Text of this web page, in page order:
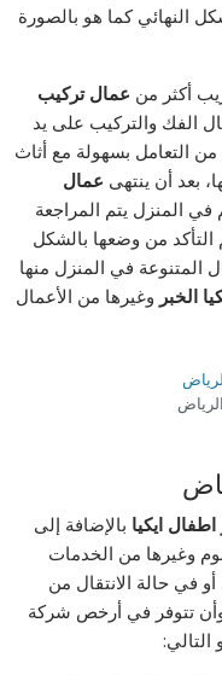
النهائي كما هو بالصورة
أكثر من عمال تركيب
الفك والتركيب على يد
التعامل بسهولة مع أثاث
بعد أن ينتهى عمال
في المنزل يتم المراجعة
التأكد من وضعها بالشكل
المتنوعة في المنزل منها
الخبر وغيرها من الأعمال
ايكيا بالإضافة إلى
وغيرها من الخدمات
في حالة الانتقال من
تتوفر في أرخص شركة